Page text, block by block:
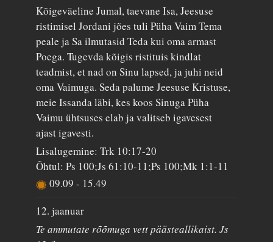
Kõigeväeline Jumal, taevane Isa, Jeesuse
ristimisel Jordani jões tuli Püha Vaim Tema
peale ja Sa ilmutasid Teda kui oma armast
Poega. Tugevda kõigis ristituis kindlat
teadmist, et nad on Sinu lapsed, ja juhi neid
oma Vaimuga. Seda palume Jeesuse Kristuse,
meie Issanda läbi, kes koos Sinuga Püha
Vaimu ühtsuses elab ja valitseb igavesest
ajast igavesti.
Lisalugemine: Trk 10:17-20
Õhtul: Ps 100;Js 61:10-11;Ps 100;Mk 1:1-11
09.09- 15.49
12. jaanuar
Te ammutate rõõmuga vett päästeallikaist. Js